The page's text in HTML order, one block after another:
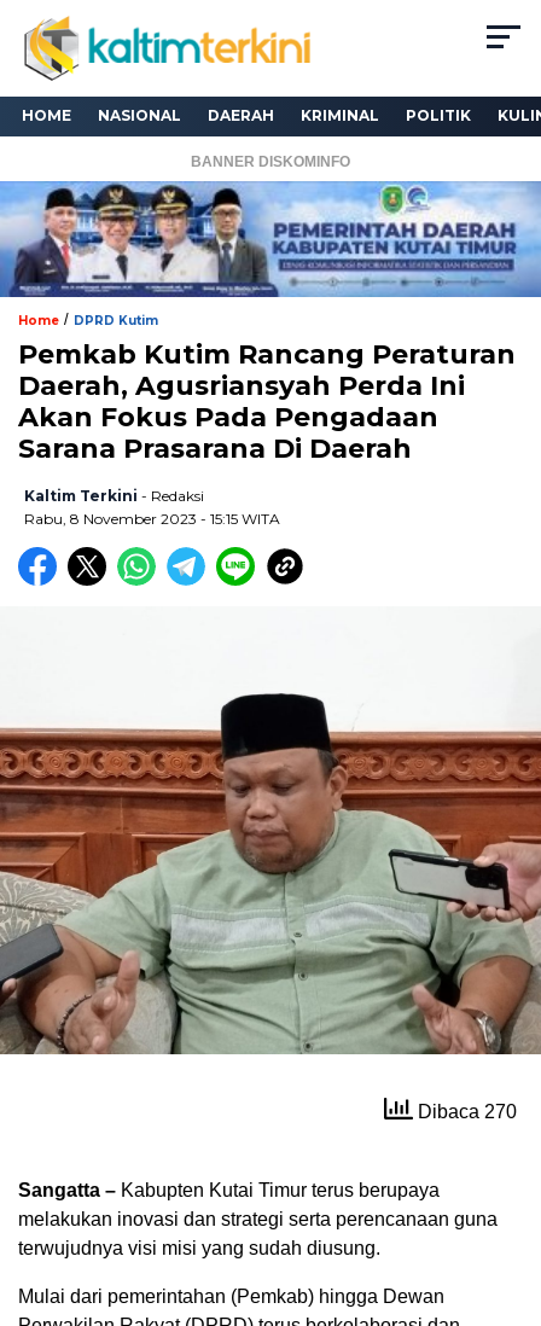
HOME NASIONAL DAERAH KRIMINAL POLITIK
BANNER DISKOMINFO
Home / DPRD Kutim
Pemkab Kutim Rancang Peraturan
Daerah, Agusriansyah Perda Ini
Akan Fokus Pada Pengadaan
Sarana Prasarana Di Daerah
Kaltim Terkini - Redaksi
Rabu, 8 November 2023 - 15:15 WITA
Dibaca 270
Sangatta – Kabupten Kutai Timur terus berupaya
melakukan inovasi dan strategi serta perencanaan guna
terwujudnya visi misi yang sudah diusung.
Mulai dari pemerintahan (Pemkab) hingga Dewan